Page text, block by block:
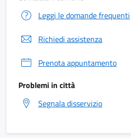
Leggi le domande frequenti
Richiedi assistenza
Prenota appuntamento
Problemi in città
Segnala disservizio